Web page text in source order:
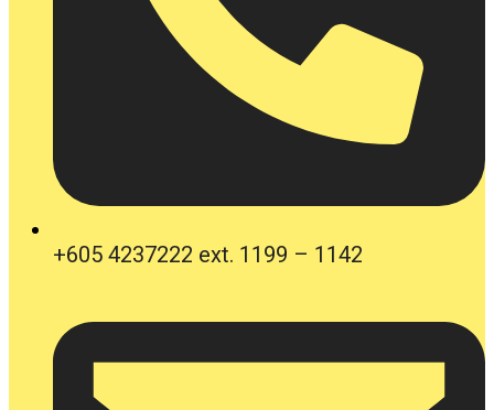
+605 4237222 ext. 1199 – 1142